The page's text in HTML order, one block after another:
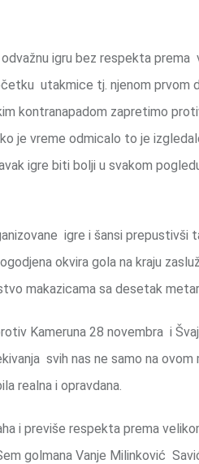
igru bez respekta prema
utakmice tj. njenom prvom
kontranapadom zapretimo
je vreme odmicalo to je
igre biti bolji u svakom
igre i šansi prepustivši
okvira gola na kraju
makazicama sa desetak
Kameruna 28 novembra i
svih nas ne samo na ovom
realna i opravdana.
i previše respekta prema
golmana Vanje Milinković